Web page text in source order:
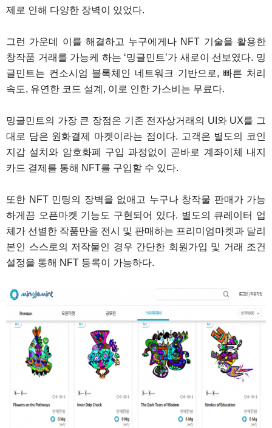
제로 인해 다양한 장벽이 있었다.
그런 가운데 이를 해결하고 누구에게나 NFT 기술을 활용한
창작품 거래를 가능케 하는 ‘밍글민트’가 새로이 선보였다. 밍
글민트는 컨소시엄 블록체인 네트워크 기반으로, 빠른 처리
속도, 유연한 코드 설계, 이로 인한 가스비는 무료다.
밍글민트의 가장 큰 장점은 기존 전자상거래의 UI와 UX를 그
대로 담은 원화결제 마켓이라는 점이다. 고객은 별도의 코인
지갑 설치와 암호화폐 구입 과정없이 곧바로 계좌이체 내지
카드 결제를 통해 NFT를 구입할 수 있다.
또한 NFT 민팅의 장벽을 없애고 누구나 창작물 판매가 가능
하게끔 오픈마켓 기능도 구현되어 있다. 별도의 큐레이터 업
체가 선별한 작품만을 전시 및 판매하는 프리미엄마켓과 달리
본인 스스로의 저작물인 경우 간단한 회원가입 및 거래 조건
설정을 통해 NFT 등록이 가능하다.